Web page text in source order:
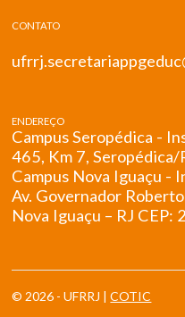
CONTATO
ENDEREÇO
Campus Seropédica -
465, Km 7, Seropédica/
Campus Nova Iguaçu
Av. Governador
Nova Iguaçu – RJ
© 2026 - UFRRJ |COTIC